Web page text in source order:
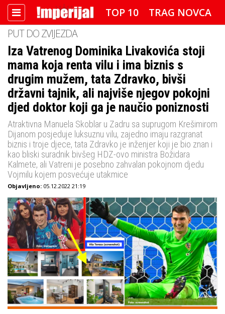
TOP 10
TRAG NOVCA
DETEKTOR
FOTO SPECIJAL
IMPERIJAL VIDEO
RADAR
IMPERIJAL & FREETIME
IMPERIJALOVE POZNATE FACE
PUT DO ZVIJEZDA
Iza Vatrenog Dominika Livakovića stoji
mama koja renta vilu i ima biznis s
drugim mužem, tata Zdravko, bivši
državni tajnik, ali najviše njegov pokojni
djed doktor koji ga je naučio poniznosti
Atraktivna Manuela Skoblar u Zadru sa suprugom Krešimirom
Dijanom posjeduje luksuznu vilu, zajedno imaju razgranat
biznis i troje djece, tata Zdravko je inženjer koji je bio znan i
kao bliski suradnik bivšeg HDZ-ovo ministra Božidara
Kalmete, ali Vatreni je posebno zahvalan pokojnom djedu
Vojmilu kojem posvećuje utakmice
Objavljeno: 05.12.2022 21:19